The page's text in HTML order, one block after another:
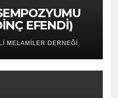
EFENDİ)
MELAMİLER DERNEĞİ